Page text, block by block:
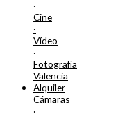
·
Cine
·
Vídeo
·
Fotografía
Valencia
Alquiler
Cámaras
·